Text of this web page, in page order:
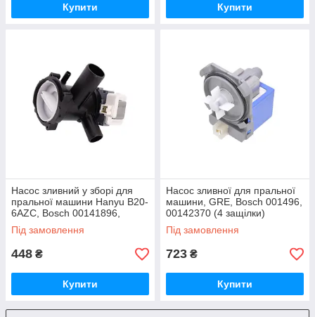
Купити Купити
Насос зливний у зборі для
пральної машини Hanyu B20-
6AZC, Bosch 00141896,
163SI13
Під замовлення
448 ₴
Купити
Насос зливної для пральної
машини, GRE, Bosch 001496,
00142370 (4 защілки)
Під замовлення
723 ₴
Купити